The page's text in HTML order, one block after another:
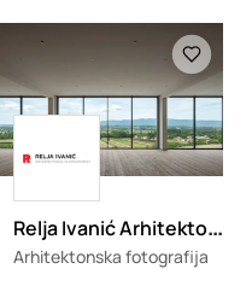
Loading
R
elja Ivanić Arhitektonska Fotografija
Arhitektonska fotografija